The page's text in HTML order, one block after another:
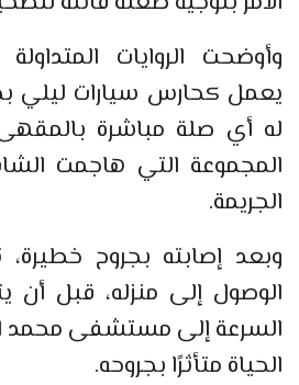
وأوضحت الروايات
يعمل كحارس سيارات ليلي
له أي صلة مباشرة
المجموعة التي هاجمت
الجريمة.
وبعد إصابته بجروح
الوصول إلى منزله، قبل
السرعة إلى مستشفى محمد
الحياة متأثرًا بجروحه.